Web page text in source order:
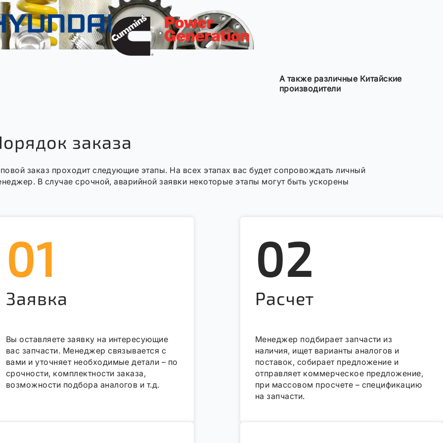
А также различные Китайские
производители
заказа
заказ проходит следующие этапы. На всех этапах вас будет сопровождать личный
В случае срочной, аварийной заявки некоторые этапы могут быть ускорены
01
Заявка
Вы оставляете заявку на интересующие
вас запчасти. Менеджер связывается с
вами и уточняет необходимые детали – по
срочности, комплектности заказа,
возможности подбора аналогов и т.д.
02
Расчет
Менеджер подбирает запчасти из
наличия, ищет варианты аналогов и
поставок, собирает предложение и
отправляет коммерческое предложение,
при массовом просчете – спецификацию
на запчасти.